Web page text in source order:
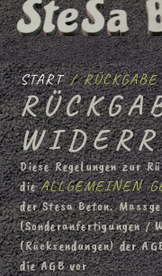
START/ RÜCKGABE
Diese Regelungen zur
dieALLGEMEINEN
der Stesa Beton.
(Sonderanfertigungen /
(Rücksendungen) der
die AGB vor